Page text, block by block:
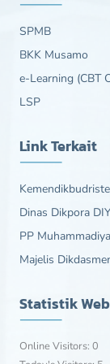
SPMB
BKK Musamo
e-Learning (CBT
LSP
Link Terkait
Dinas Dikpora DIY
PP
Majelis
Statistik Web
Online Visitors: 0